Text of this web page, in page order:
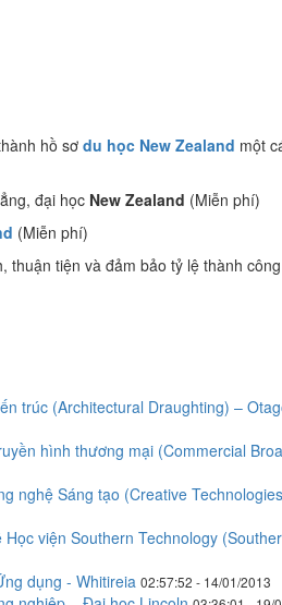
hồ sơ du học New Zealand một
đại học New Zealand (Miễn phí)
(Miễn phí)
thuận tiện và đảm bảo tỷ lệ thành
trúc (Architectural Draughting) –
hình thương mại (Commercial
nghệ Sáng tạo (Creative
viện Southern Technology
dụng - Whitireia 02:57:52 - 14/01/2013